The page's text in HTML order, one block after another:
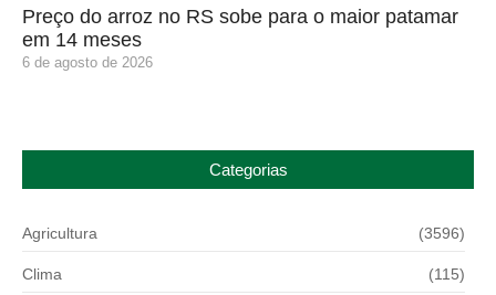
Preço do arroz no RS sobe para o maior patamar
em 14 meses
6 de agosto de 2026
Categorias
Agricultura (3596)
Clima (115)